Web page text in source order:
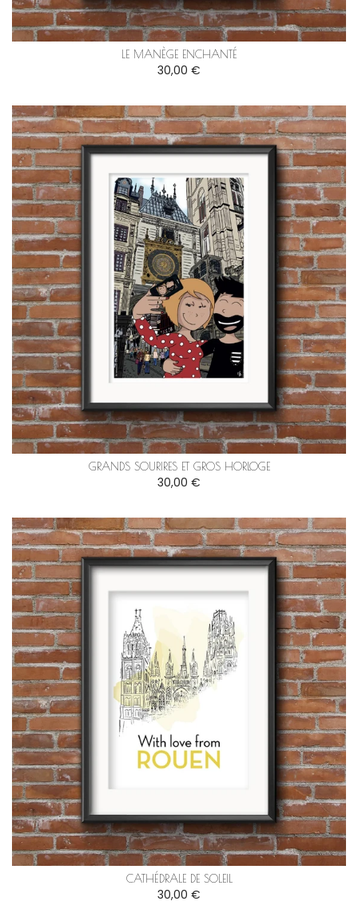
LE MANÈGE ENCHANTÉ
30,00 €
GRANDS SOURIRES ET GROS HORLOGE
30,00 €
CATHÉDRALE DE SOLEIL
30,00 €